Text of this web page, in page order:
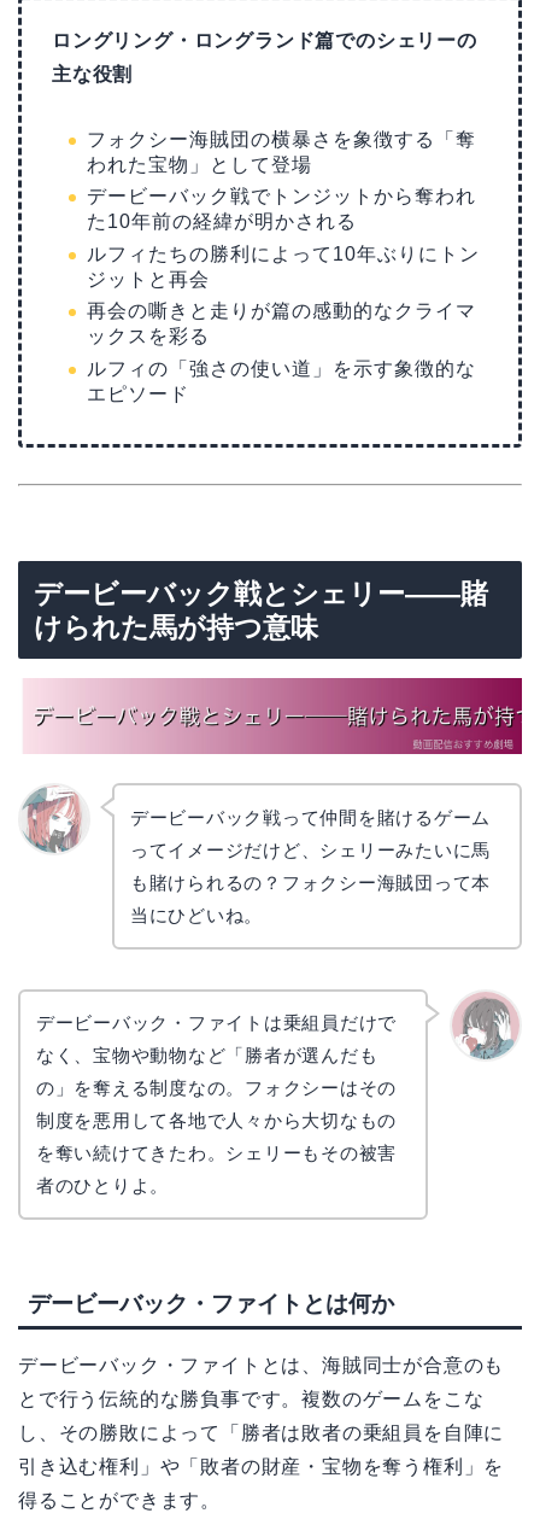
ロングリング・ロングランド篇でのシェリーの
主な役割
フォクシー海賊団の横暴さを象徴する「奪
われた宝物」として登場
デービーバック戦でトンジットから奪われ
た10年前の経緯が明かされる
ルフィたちの勝利によって10年ぶりにトン
ジットと再会
再会の嘶きと走りが篇の感動的なクライマ
ックスを彩る
ルフィの「強さの使い道」を示す象徴的な
エピソード
デービーバック戦とシェリー——賭
けられた馬が持つ意味
デービーバック戦って仲間を賭けるゲーム
ってイメージだけど、シェリーみたいに馬
も賭けられるの？フォクシー海賊団って本
当にひどいね。
デービーバック・ファイトは乗組員だけで
なく、宝物や動物など「勝者が選んだも
の」を奪える制度なの。フォクシーはその
制度を悪用して各地で人々から大切なもの
を奪い続けてきたわ。シェリーもその被害
者のひとりよ。
デービーバック・ファイトとは何か
デービーバック・ファイトとは、海賊同士が合意のも
とで行う伝統的な勝負事です。複数のゲームをこな
し、その勝敗によって「勝者は敗者の乗組員を自陣に
引き込む権利」や「敗者の財産・宝物を奪う権利」を
得ることができます。